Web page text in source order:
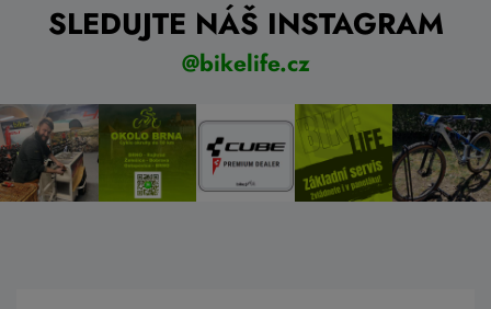
SLEDUJTE NÁŠ INSTAGRAM
@bikelife.cz